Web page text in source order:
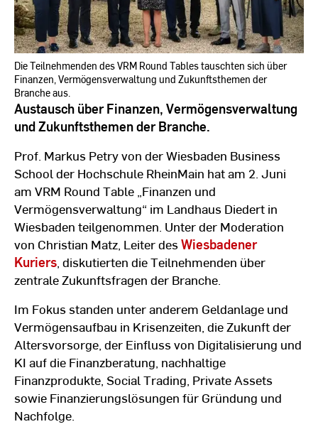
Die Teilnehmenden des VRM Round Tables tauschten sich über
Finanzen, Vermögensverwaltung und Zukunftsthemen der
Branche aus.
Austausch über Finanzen, Vermögensverwaltung
und Zukunftsthemen der Branche.
Prof. Markus Petry von der Wiesbaden Business
School der Hochschule RheinMain hat am 2. Juni
am VRM Round Table „Finanzen und
Vermögensverwaltung“ im Landhaus Diedert in
Wiesbaden teilgenommen. Unter der Moderation
von Christian Matz, Leiter desWiesbadener
Kuriers , diskutierten die Teilnehmenden über
zentrale Zukunftsfragen der Branche.
Im Fokus standen unter anderem Geldanlage und
Vermögensaufbau in Krisenzeiten, die Zukunft der
Altersvorsorge, der Einfluss von Digitalisierung und
KI auf die Finanzberatung, nachhaltige
Finanzprodukte, Social Trading, Private Assets
sowie Finanzierungslösungen für Gründung und
Nachfolge.